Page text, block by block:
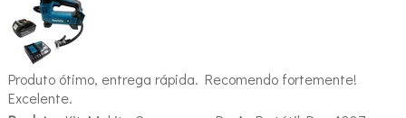
Produto ótimo, entrega rápida. Recomendo fortemente!
Excelente.